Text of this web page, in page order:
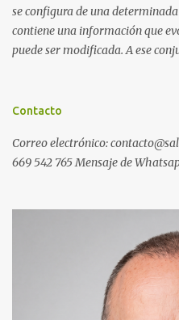
se configura de una
contiene una información que
puede ser modificada. A ese
pensamos en alguien que hace
deseamos algo con intensidad
materializándose. O cuando
puede recoger información del
distancia de forma inmediata.
de resonancia cuántica:
resonancia cuántic...
Contacto
Correo electrónico:
669 542 765 Mensaje de